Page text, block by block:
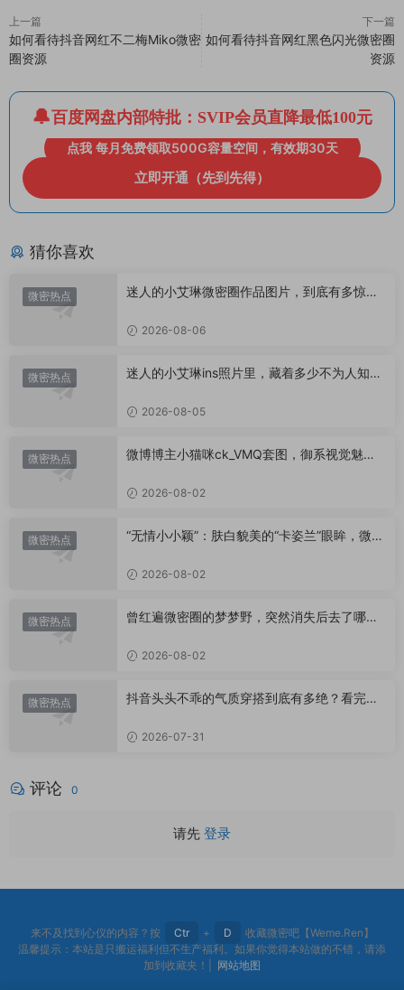
上一篇
如何看待抖音网红不二梅Miko微密
圈资源
下一篇
如何看待抖音网红黑色闪光微密圈
资源
百度网盘内部特批：SVIP会员直降最低100元
点我 每月免费领取500G容量空间，有效期30天
立即开通（先到先得）
猜你喜欢
微密热点
迷人的小艾琳微密圈作品图片，到底有多惊
2026-08-06
微密热点
迷人的小艾琳ins照片里，藏着多少不为人知的
2026-08-05
微密热点
微博博主小猫咪ck_VMQ套图，御系视觉魅力
2026-08-02
微密热点
“无情小小颖”：肤白貌美的“卡姿兰”眼眸，微密
2026-08-02
微密热点
曾红遍微密圈的梦梦野，突然消失后去了哪
2026-08-02
微密热点
抖音头头不乖的气质穿搭到底有多绝？看完想
2026-07-31
评论 0
请先 登录
来不及找到心仪的内容？按 Ctr + D
收藏微密吧【Weme.Ren】
温馨提示：本站是只搬运福利但不生产福利。如果你觉得本站做的不错，请添
加到收藏夹！| 网站地图